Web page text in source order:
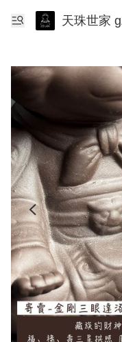
天珠世家